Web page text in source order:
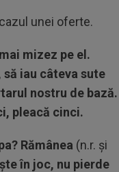
unei oferte.
mizez pe el.
să iau câteva sute
nostru de bază.
pleacă cinci.
Rămânea (n.r. și
în joc, nu pierde